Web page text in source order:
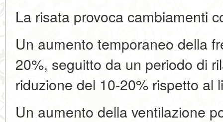
La risata provoca cambiamenti
Un aumento temporaneo della
20%, seguitto da un periodo di
riduzione del 10-20% rispetto al
Un aumento della ventilazione